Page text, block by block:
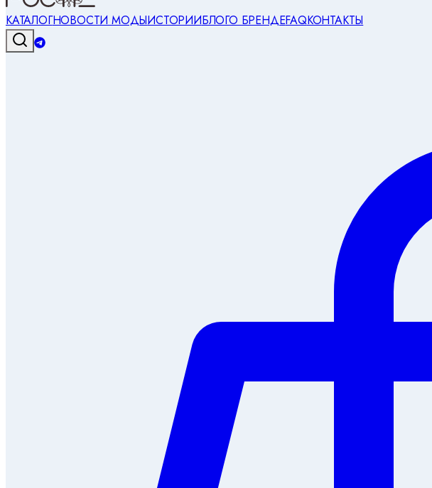
КАТАЛОГНОВОСТИ МОДЫИСТОРИИБЛОГО БРЕНДЕFAQКОНТАКТЫ